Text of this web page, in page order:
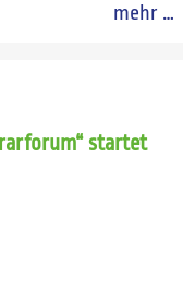
mehr …
startet